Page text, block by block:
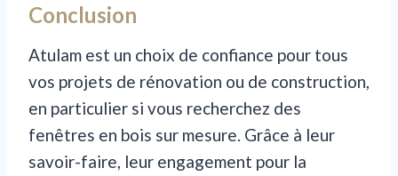
Conclusion
Atulam est un choix de confiance pour tous
vos projets de rénovation ou de construction,
en particulier si vous recherchez des
fenêtres en bois sur mesure. Grâce à leur
savoir-faire, leur engagement pour la